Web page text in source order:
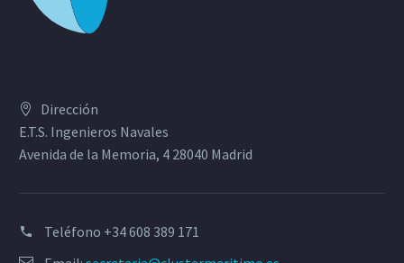
Dirección
E.T.S. Ingenieros Navales
Avenida de la Memoria, 4 28040 Madrid
Teléfono +34 608 389 171